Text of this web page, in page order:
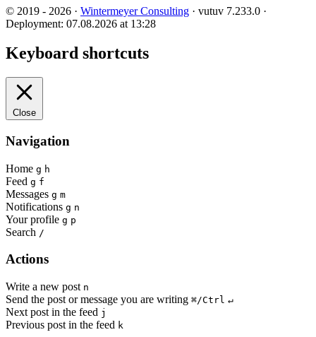
© 2019 - 2026 · Wintermeyer Consulting · vutuv 7.233.0 ·
Deployment: 07.08.2026 at 13:28
Keyboard shortcuts
Close
Navigation
Home g h
Feed g f
Messages g m
Notifications g n
Your profile g p
Search /
Actions
Write a new post n
Send the post or message you are writing ⌘/Ctrl ↵
Next post in the feed j
Previous post in the feed k